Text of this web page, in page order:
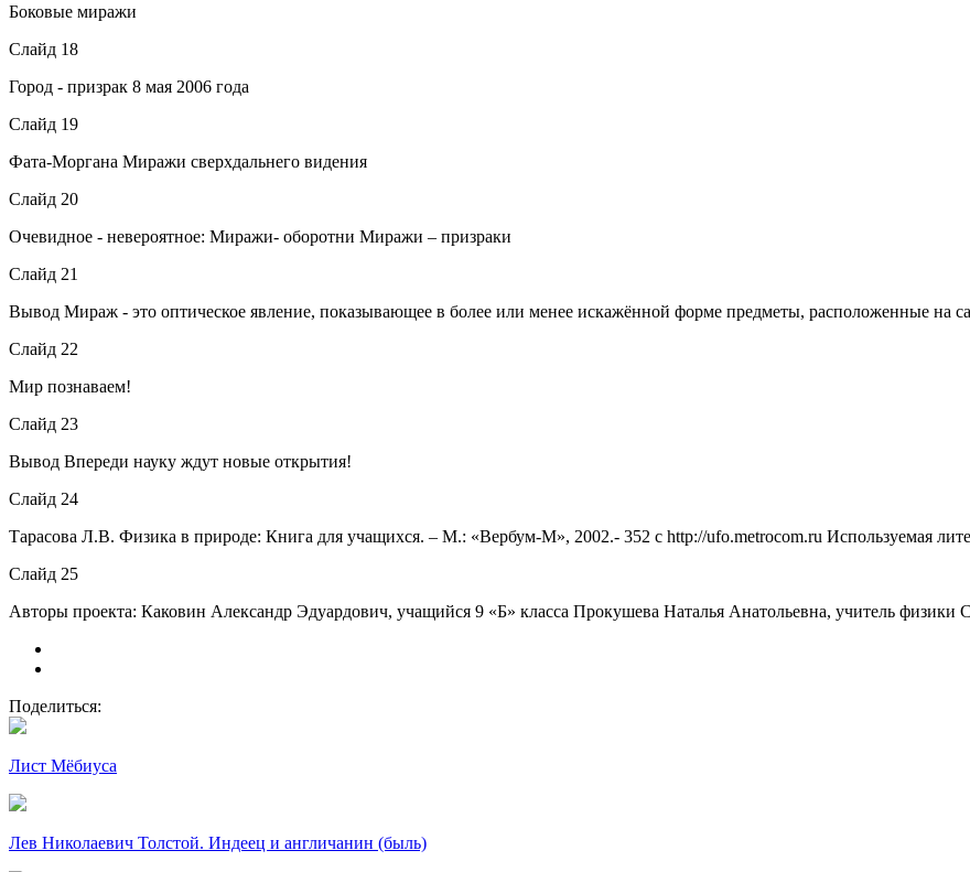
Боковые миражи
Слайд 18
Город - призрак 8 мая 2006 года
Слайд 19
Фата-Моргана Миражи сверхдальнего видения
Слайд 20
Очевидное - невероятное: Миражи- оборотни Миражи – призраки
Слайд 21
Вывод Мираж - это оптическое явление, показывающее в более или менее искажённой форме предметы, расположенные на
Слайд 22
Мир познаваем!
Слайд 23
Вывод Впереди науку ждут новые открытия!
Слайд 24
Тарасова Л.В. Физика в природе: Книга для учащихся. – М.: «Вербум-М», 2002.- 352 с http://ufo.metrocom.ru Используемая
Слайд 25
Авторы проекта: Каковин Александр Эдуардович, учащийся 9 «Б» класса Прокушева Наталья Анатольевна, учитель физики
Поделиться:
Лист Мёбиуса
Лев Николаевич Толстой. Индеец и англичанин (быль)